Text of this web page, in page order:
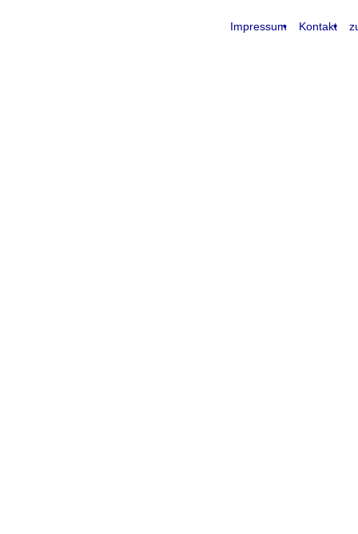
Impressum Kontakt